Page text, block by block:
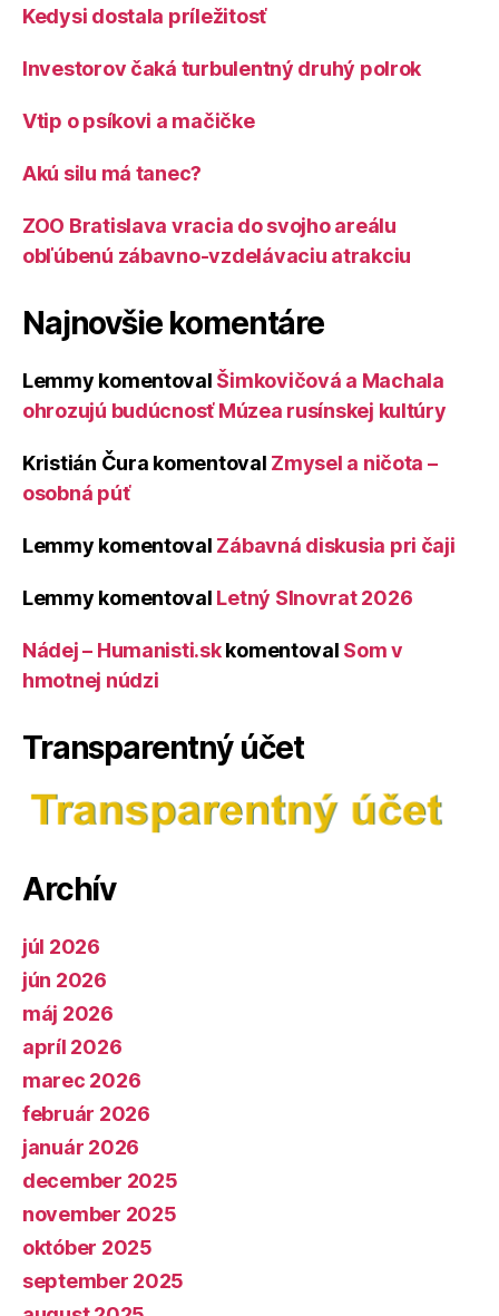
Kedysi dostala príležitosť
Investorov čaká turbulentný druhý polrok
Vtip o psíkovi a mačičke
Akú silu má tanec?
ZOO Bratislava vracia do svojho areálu
obľúbenú zábavno-vzdelávaciu atrakciu
Najnovšie komentáre
Lemmy komentoval Šimkovičová a Machala
ohrozujú budúcnosť Múzea rusínskej kultúry
Kristián Čura komentoval Zmysel a ničota –
osobná púť
Lemmy komentoval Zábavná diskusia pri čaji
Lemmy komentoval Letný Slnovrat 2026
Nádej – Humanisti.skkomentoval Som v
hmotnej núdzi
Transparentný účet
Archív
júl 2026
jún 2026
máj 2026
apríl 2026
marec 2026
február 2026
január 2026
december 2025
november 2025
október 2025
september 2025